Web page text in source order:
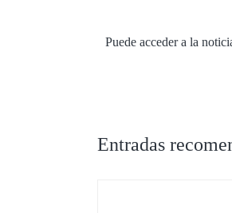
Puede acceder a la
Entradas